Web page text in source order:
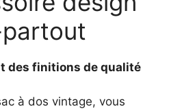
des finitions de qualité
à dos vintage, vous